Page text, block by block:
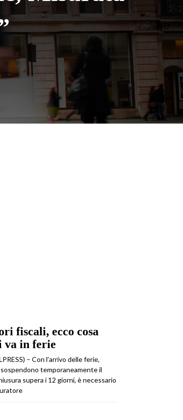
fiscali, ecco cosa
va in ferie
– Con l’arrivo delle ferie,
temporaneamente il
supera i 12 giorni, è necessario